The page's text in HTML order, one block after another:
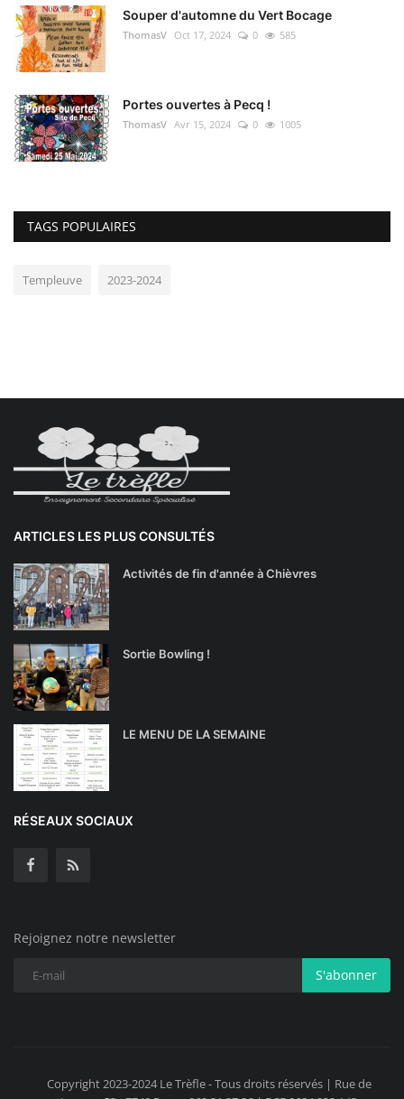
Souper d'automne du Vert Bocage
ThomasV Oct 17, 2024 0 585
Portes ouvertes à Pecq !
ThomasV Avr 15, 2024 0 1005
TAGS POPULAIRES
Templeuve 2023-2024
ARTICLES LES PLUS CONSULTÉS
Activités de fin d'année à Chièvres
Sortie Bowling !
LE MENU DE LA SEMAINE
RÉSEAUX SOCIAUX
Rejoignez notre newsletter
S'abonner
Copyright 2023-2024 Le Trèfle - Tous droits réservés | Rue de